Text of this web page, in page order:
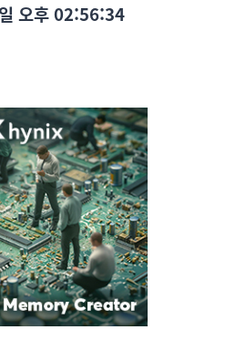
오후 02:56:35